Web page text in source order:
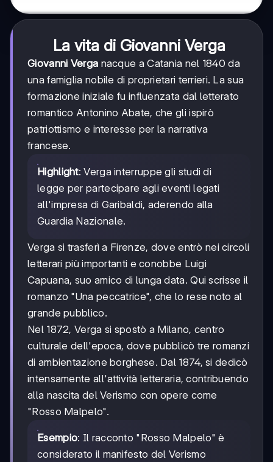
La vita di Giovanni Verga
Giovanni Verga nacque a Catania nel 1840 da
una famiglia nobile di proprietari terrieri. La sua
formazione iniziale fu influenzata dal letterato
romantico Antonino Abate, che gli ispirò
patriottismo e interesse per la narrativa
francese.
Highlight: Verga interruppe gli studi di
legge per partecipare agli eventi legati
all'impresa di Garibaldi, aderendo alla
Guardia Nazionale.
Verga si trasferì a Firenze, dove entrò nei circoli
letterari più importanti e conobbe Luigi
Capuana, suo amico di lunga data. Qui scrisse il
romanzo "Una peccatrice", che lo rese noto al
grande pubblico.
Nel 1872, Verga si spostò a Milano, centro
culturale dell'epoca, dove pubblicò tre romanzi
di ambientazione borghese. Dal 1874, si dedicò
intensamente all'attività letteraria, contribuendo
alla nascita del Verismo con opere come
"Rosso Malpelo".
Esempio: Il racconto "Rosso Malpelo" è
considerato il manifesto del Verismo